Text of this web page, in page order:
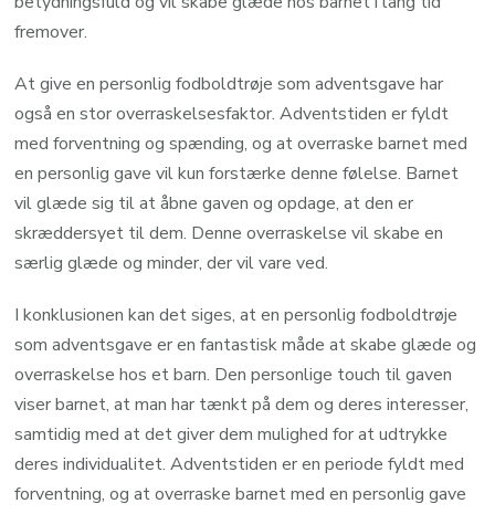
fremover.
At give en personlig fodboldtrøje som adventsgave har
også en stor overraskelsesfaktor. Adventstiden er fyldt
med forventning og spænding, og at overraske barnet med
en personlig gave vil kun forstærke denne følelse. Barnet
vil glæde sig til at åbne gaven og opdage, at den er
skræddersyet til dem. Denne overraskelse vil skabe en
særlig glæde og minder, der vil vare ved.
I konklusionen kan det siges, at en personlig fodboldtrøje
som adventsgave er en fantastisk måde at skabe glæde og
overraskelse hos et barn. Den personlige touch til gaven
viser barnet, at man har tænkt på dem og deres interesser,
samtidig med at det giver dem mulighed for at udtrykke
deres individualitet. Adventstiden er en periode fyldt med
forventning, og at overraske barnet med en personlig gave